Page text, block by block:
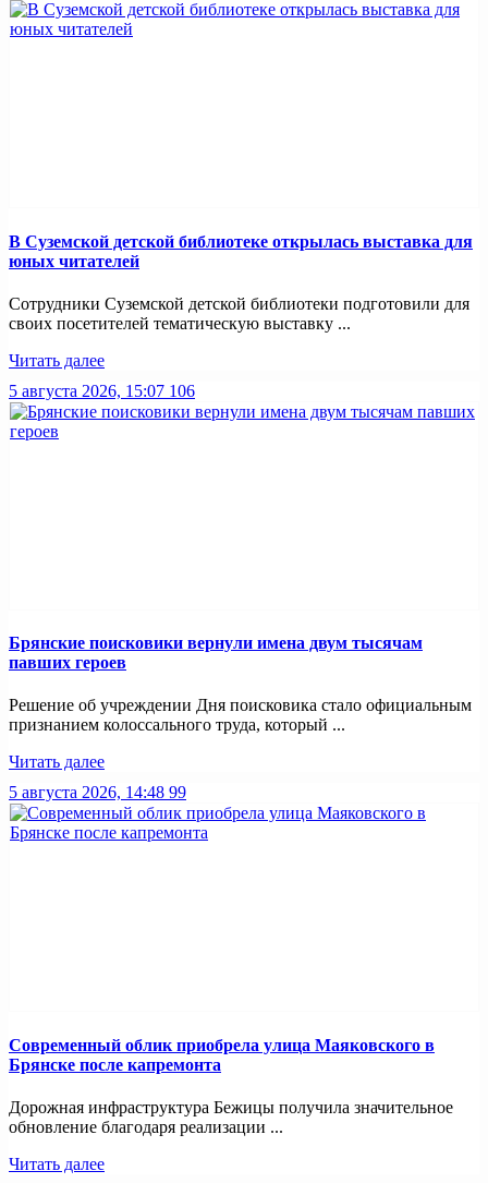
В Суземской детской библиотеке открылась выставка для
юных читателей
Сотрудники Суземской детской библиотеки подготовили для
своих посетителей тематическую выставку ...
Читать далее
5 августа 2026, 15:07 106
Брянские поисковики вернули имена двум тысячам
павших героев
Решение об учреждении Дня поисковика стало официальным
признанием колоссального труда, который ...
Читать далее
5 августа 2026, 14:48 99
Современный облик приобрела улица Маяковского в
Брянске после капремонта
Дорожная инфраструктура Бежицы получила значительное
обновление благодаря реализации ...
Читать далее